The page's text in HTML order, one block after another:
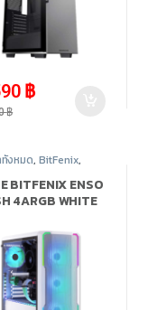
20%
฿
฿
งหมด, BitFenix,
อุปกรณ์คอมพิวเตอร์
BITFENIX ENSO
4ARGB WHITE